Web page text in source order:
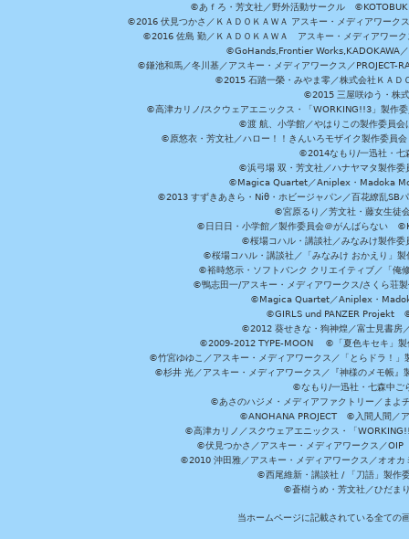
©あｆろ・芳文社／野外活動サークル
©2016 伏見つかさ／ＫＡＤＯＫＡＷＡ アスキー・メディアワー
©2016 佐島 勤／ＫＡＤＯＫＡＷＡ アスキー・メディアワ
©GoHands,Frontier Works,KADOKAWA
©鎌池和馬／冬川基／アスキー・メディアワークス／
©2015 石踏一榮・みやま零／株式会社ＫＡＤ
©2015 三屋咲ゆう・株
©高津カリノ/スクウェアエニックス・「WORKING!!3」製作
©渡 航、小学館／やはりこの製作委員
©原悠衣・芳文社／ハロー！！きんいろモザイク製作委員
©2014なもり/一迅社・
©浜弓場 双・芳文社／ハナヤマタ製作
©Magica Quartet／Aniplex・Madoka
©2013 すずきあきら・Niθ・ホビージャパン／百花繚乱
©宮原るり／芳文社・藤女生徒
©日日日・小学館／製作委員会＠がんばらない
©桜場コハル・講談社／みなみけ製作
©桜場コハル・講談社／「みなみけ おかえり」
©裕時悠示・ソフトバンク クリエイティブ／「
©鴨志田一/アスキー・メディアワークス/さく
©Magica Quartet／Aniplex・
©GIRLS und PANZER Projekt ©
©2012 葵せきな・狗神煌／富士見書
©2009-2012 TYPE-MOON ©「夏色キセキ」製
©竹宮ゆゆこ／アスキー・メディアワークス／「とらドラ！
©杉井 光／アスキー・メディアワークス／『神様のメモ帳
©なもり/一迅社・七森中
©あさのハジメ・メディアファクトリー／ま
©ANOHANA PROJECT ©入間人間／ア
©高津カリノ／スクウェアエニックス・「
©伏見つかさ／アスキー・メディアワークス／
©2010 沖田雅／アスキー・メディアワークス／オオ
©西尾維新・講談社 / 「刀語」製作
©蒼樹うめ・芳文社／ひだま
当ホームページに記載されている全ての